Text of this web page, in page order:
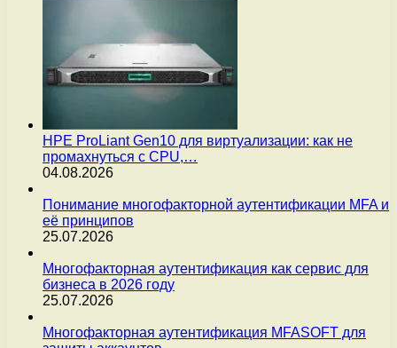
HPE ProLiant Gen10 для виртуализации: как не
промахнуться с CPU,…
04.08.2026
Понимание многофакторной аутентификации MFA и
её принципов
25.07.2026
Многофакторная аутентификация как сервис для
бизнеса в 2026 году
25.07.2026
Многофакторная аутентификация MFASOFT для